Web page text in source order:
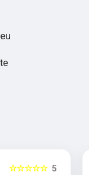
5
☆☆☆☆☆